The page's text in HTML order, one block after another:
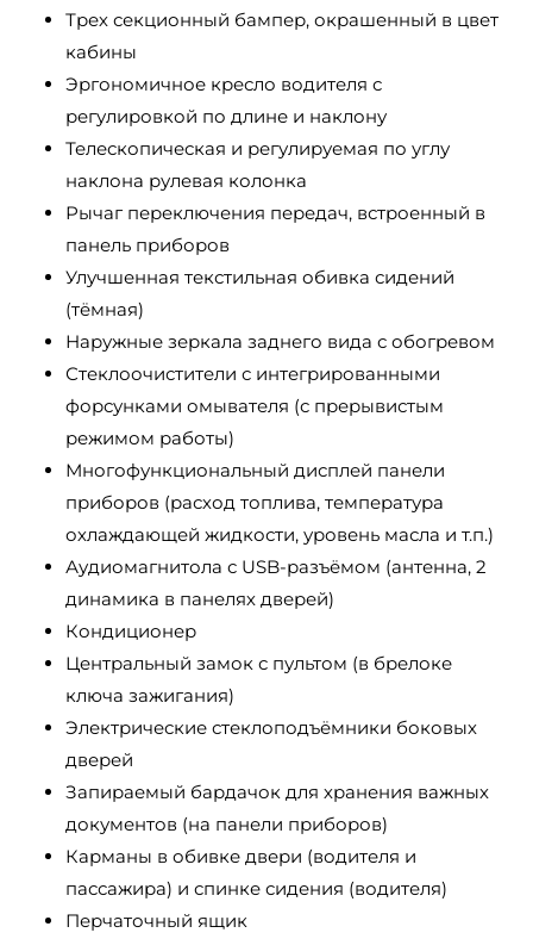
Трех секционный бампер, окрашенный в цвет
кабины
Эргономичное кресло водителя с
регулировкой по длине и наклону
Телескопическая и регулируемая по углу
наклона рулевая колонка
Рычаг переключения передач, встроенный в
панель приборов
Улучшенная текстильная обивка сидений
(тёмная)
Наружные зеркала заднего вида с обогревом
Стеклоочистители с интегрированными
форсунками омывателя (с прерывистым
режимом работы)
Многофункциональный дисплей панели
приборов (расход топлива, температура
охлаждающей жидкости, уровень масла и т.п.)
Аудиомагнитола с USB-разъёмом (антенна, 2
динамика в панелях дверей)
Кондиционер
Центральный замок с пультом (в брелоке
ключа зажигания)
Электрические стеклоподъёмники боковых
дверей
Запираемый бардачок для хранения важных
документов (на панели приборов)
Карманы в обивке двери (водителя и
пассажира) и спинке сидения (водителя)
Перчаточный ящик